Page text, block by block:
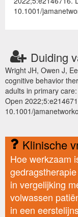
10.1001/
Duiding
Wright JH, Owen J,
cognitive behavior
adults in primary
Open
10.1001/
Klinische
Hoe werkzaam
in vergelijking
volwassen
in een